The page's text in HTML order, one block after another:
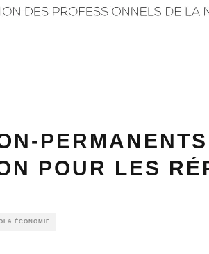
POUR LES
& ÉCONOMIE